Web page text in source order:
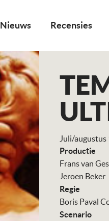
Nieuws Recensies
Juli/augustus
Productie
Frans van
Jeroen Beker
Regie
Boris Paval
Scenario